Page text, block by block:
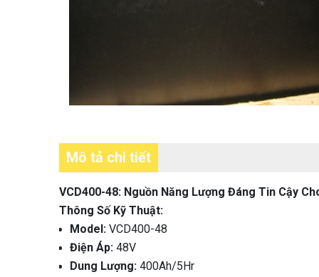
Mô tả chi tiết
VCD400-48: Nguồn Năng Lượng Đáng Tin Cậy
Thông Số Kỹ Thuật:
Model:VCD400-48
Điện Áp:48V
Dung Lượng:400Ah/5Hr